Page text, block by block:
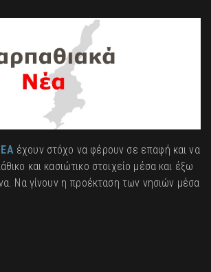
έχουν στόχο να φέρουν σε επαφή και να
και κασιώτικο στοιχείο μέσα και έξω
Να γίνουν η προέκταση των νησιών μέσα